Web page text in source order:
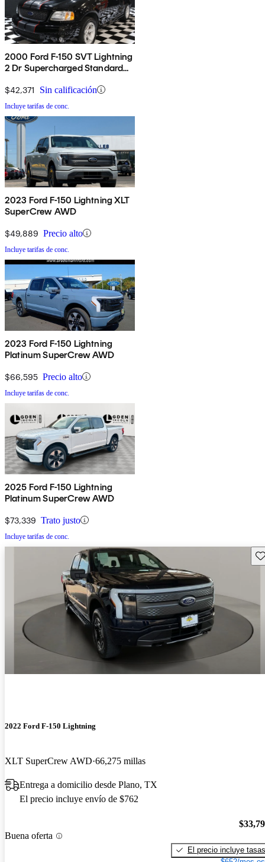
2000 Ford F-150 SVT Lightning
2 Dr Supercharged Standard
$42,371 Sin calificación
Incluye tarifas de conc.
2023 Ford F-150 Lightning XLT
SuperCrew AWD
$49,889 Precio alto
Incluye tarifas de conc.
2023 Ford F-150 Lightning
Platinum SuperCrew AWD
$66,595 Precio alto
Incluye tarifas de conc.
2025 Ford F-150 Lightning
Platinum SuperCrew AWD
$73,339 Trato justo
Incluye tarifas de conc.
2022 Ford F-150 Lightning
XLT SuperCrew AWD 66,275 millas
Entrega a domicilio desde Plano, TX
El precio incluye envío de $762
Buena oferta
El precio incluye tasas